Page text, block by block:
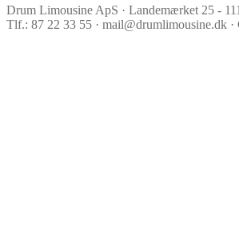
Drum Limousine ApS · Landemærket 25 -
Tlf.: 87 22 33 55 · mail@drumlimousine.dk